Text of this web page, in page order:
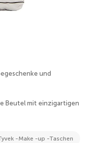
und
Beutel mit einzigartigen
-Make -up -Taschen